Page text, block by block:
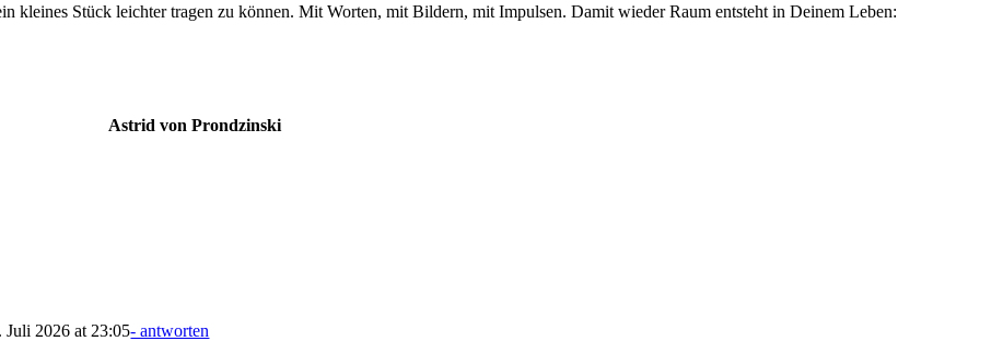
kleines Stück leichter tragen zu können. Mit Worten, mit Bildern, mit Impulsen. Damit wieder Raum entsteht in Deinem Leben:
Astrid von Prondzinski
Juli 2026 at 23:05- antworten